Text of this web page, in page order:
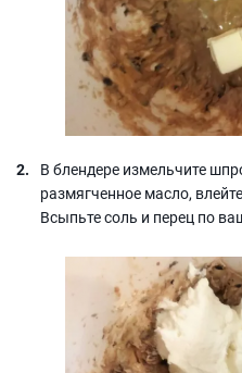
В блендере измельчите
размягченное масло,
Всыпьте соль и перец по